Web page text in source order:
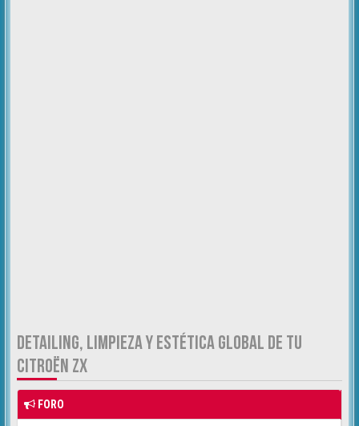
DETAILING, LIMPIEZA Y ESTÉTICA GLOBAL DE TU
CITROËN ZX
FORO